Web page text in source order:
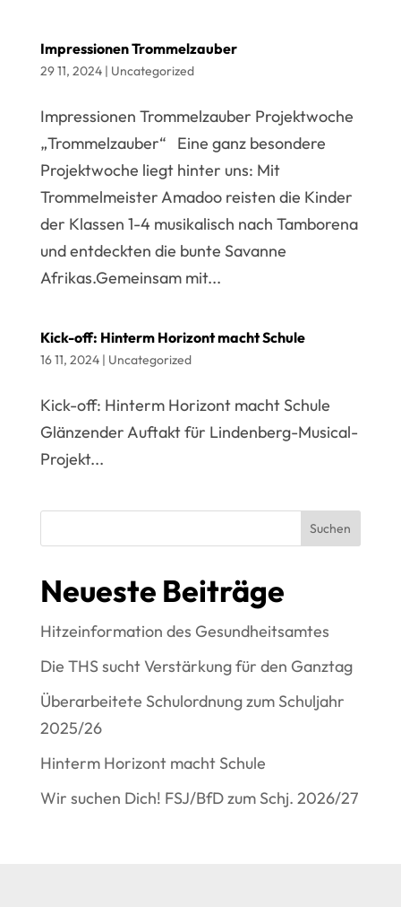
Impressionen Trommelzauber
29 11, 2024| Uncategorized
Impressionen Trommelzauber Projektwoche
„Trommelzauber“ Eine ganz besondere
Projektwoche liegt hinter uns: Mit
Trommelmeister Amadoo reisten die Kinder
der Klassen 1-4 musikalisch nach Tamborena
und entdeckten die bunte Savanne
Afrikas.Gemeinsam mit...
Kick-off: Hinterm Horizont macht Schule
16 11, 2024| Uncategorized
Kick-off: Hinterm Horizont macht Schule
Glänzender Auftakt für Lindenberg-Musical-
Projekt...
Suchen
Neueste Beiträge
Hitzeinformation des Gesundheitsamtes
Die THS sucht Verstärkung für den Ganztag
Überarbeitete Schulordnung zum Schuljahr
2025/26
Hinterm Horizont macht Schule
Wir suchen Dich! FSJ/BfD zum Schj. 2026/27